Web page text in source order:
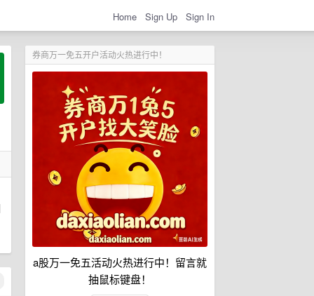
Home Sign Up Sign In
券商万一免五开户活动火热进行中！
a股万一免五活动火热进行中！留言就
抽鼠标键盘！